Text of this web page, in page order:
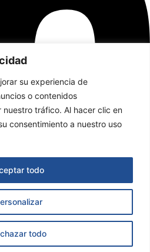
su experiencia de
o contenidos
nuestro tráfico. Al hacer clic en
consentimiento a nuestro uso
todo
todo
© 2025Todos los derechos
por S4B Group.